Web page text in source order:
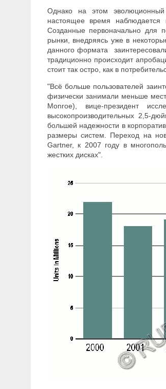
Однако на этом эволюционный
настоящее время
Созданные первоначально для
рынки, внедряясь уже в
данного формата
традиционно происходит
стоит так остро, как в
"Всё больше пользователей
физически занимали меньше
Monroe), вице-президент
высокопроизводительных 2,5-
большей надежности в
размеры систем. Переход на
Gartner, к 2007 году в
жестких дисках".